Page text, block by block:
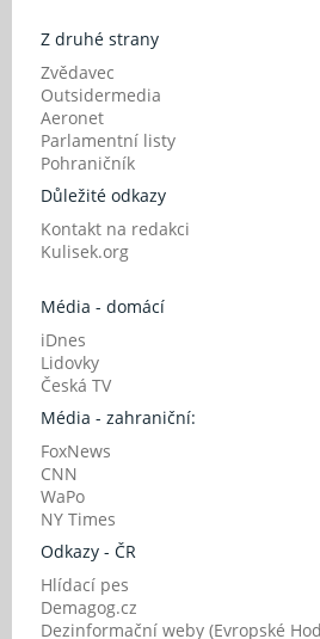
Z druhé strany
Zvědavec
Outsidermedia
Aeronet
Parlamentní listy
Pohraničník
Důležité odkazy
Kontakt na redakci
Kulisek.org
Média - domácí
iDnes
Lidovky
Česká TV
Média - zahraniční:
FoxNews
CNN
WaPo
NY Times
Odkazy - ČR
Hlídací pes
Demagog.cz
Dezinformační weby (Evropské